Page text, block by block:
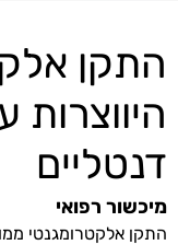
התקן
דנטליים
מיכשור רפואי
התקן אלקטרומגנטי